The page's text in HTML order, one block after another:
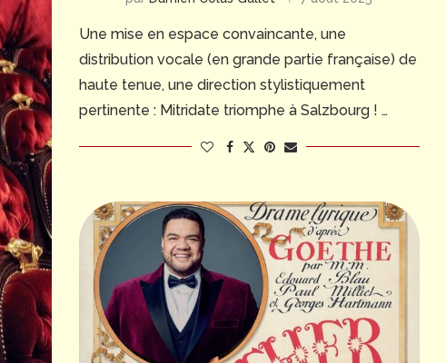
Une mise en espace convaincante, une
distribution vocale (en grande partie française) de
haute tenue, une direction stylistiquement
pertinente : Mitridate triomphe à Salzbourg ! …